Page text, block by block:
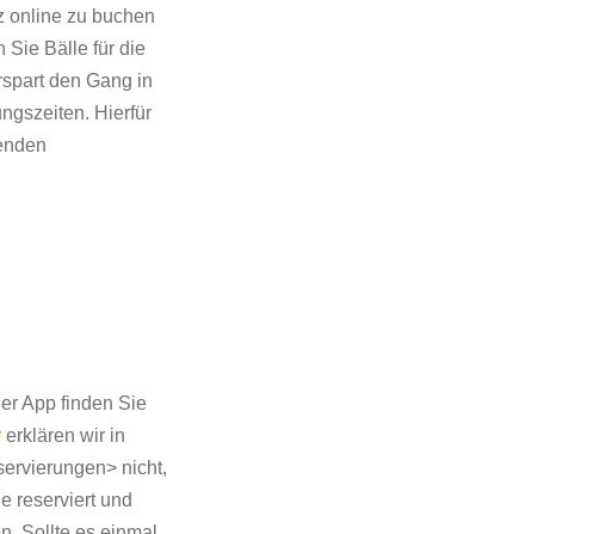
online zu buchen
Sie Bälle für die
den Gang in
Hierfür
App finden Sie
erklären wir in
nicht,
reserviert und